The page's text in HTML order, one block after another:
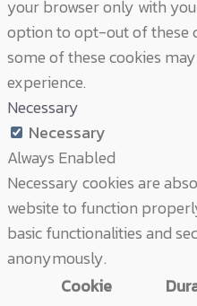
your browser only with
option to opt-out of these
some of these cookies
experience.
Necessary
Necessary
Always Enabled
Necessary cookies are
website to function
basic functionalities and
anonymously.
Cookie